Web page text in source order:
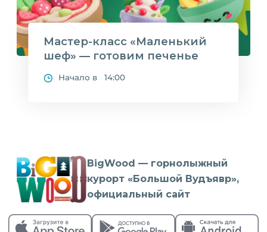
Мастер-класс «Маленький
шеф» — готовим печенье
Начало в 14:00
BigWood — горнолыжный
курорт «Большой Вудъявр»,
официальный сайт